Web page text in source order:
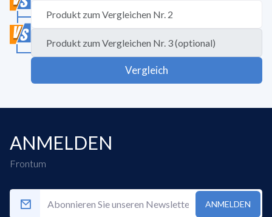
Vergleich
ANMELDEN
Frontum
ANMELDEN